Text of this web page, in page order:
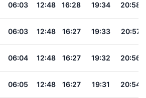
06:03 12:48 16:28 19:34 20:58
06:03 12:48 16:27 19:33 20:57
06:04 12:48 16:27 19:32 20:56
06:05 12:48 16:27 19:31 20:54